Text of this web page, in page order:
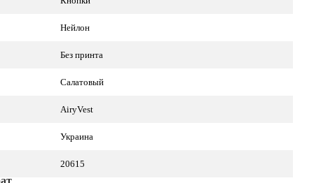
Нейлон
Без принта
Салатовый
AiryVest
Украина
20615